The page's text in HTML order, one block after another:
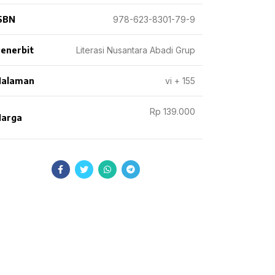
978-623-8301-79-9
Literasi Nusantara Abadi Grup
vi + 155
Rp 139.000